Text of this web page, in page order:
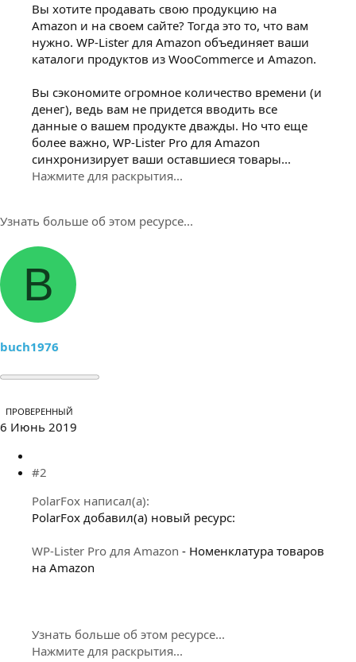
Вы хотите продавать свою продукцию на
Amazon и на своем сайте? Тогда это то, что вам
нужно. WP-Lister для Amazon объединяет ваши
каталоги продуктов из WooCommerce и Amazon.
Вы сэкономите огромное количество времени (и
денег), ведь вам не придется вводить все
данные о вашем продукте дважды. Но что еще
более важно, WP-Lister Pro для Amazon
синхронизирует ваши оставшиеся товары...
Нажмите для раскрытия...
Узнать больше об этом ресурсе...
B
buch1976
ПРОВЕРЕННЫЙ
6 Июнь 2019
#2
PolarFox написал(а):
PolarFox добавил(а) новый ресурс:
WP-Lister Pro для Amazon - Номенклатура товаров
на Amazon
Узнать больше об этом ресурсе...
Нажмите для раскрытия...